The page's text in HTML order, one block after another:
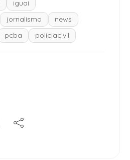
iguaí
jornalismo
news
pcba políciacivil